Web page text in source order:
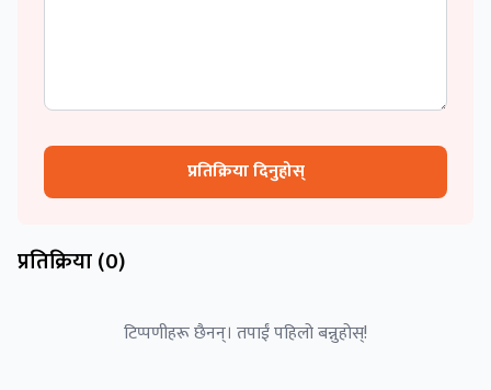
प्रतिक्रिया दिनुहोस्
प्रतिक्रिया (0)
टिप्पणीहरू छैनन्। तपाईं पहिलो बन्नुहोस्!